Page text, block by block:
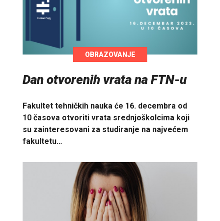
OBRAZOVANJE
Dan otvorenih vrata na FTN-u
Fakultet tehničkih nauka će 16. decembra od
10 časova otvoriti vrata srednjoškolcima koji
su zainteresovani za studiranje na najvećem
fakultetu…